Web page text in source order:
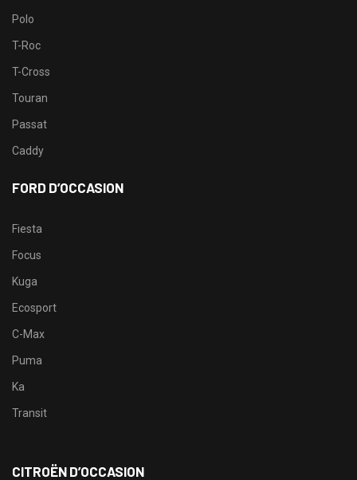
Polo
T-Roc
T-Cross
Touran
Passat
Caddy
FORD D’OCCASION
Fiesta
Focus
Kuga
Ecosport
C-Max
Puma
Ka
Transit
CITROËN D’OCCASION